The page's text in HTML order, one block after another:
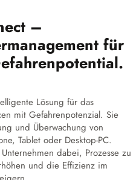
–
für
Lösung für das
mit Gefahrenpotenzial. Sie
und Überwachung von
Tablet oder Desktop-PC.
dabei, Prozesse zu
und die Effizienz im